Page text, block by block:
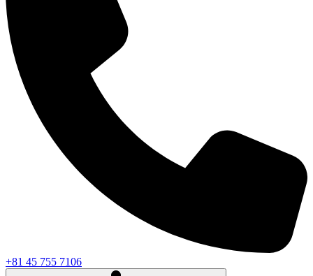
+81 45 755 7106